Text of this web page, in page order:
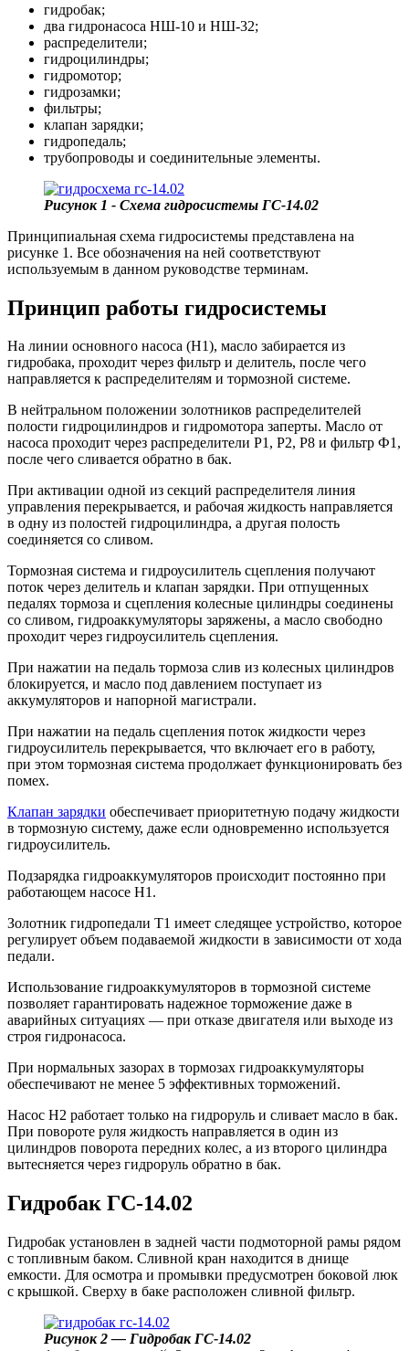
гидробак;
два гидронасоса НШ-10 и НШ-32;
распределители;
гидроцилиндры;
гидромотор;
гидрозамки;
фильтры;
клапан зарядки;
гидропедаль;
трубопроводы и соединительные элементы.
Рисунок 1 - Схема гидросистемы ГС-14.02
Принципиальная схема гидросистемы представлена на
рисунке 1. Все обозначения на ней соответствуют
используемым в данном руководстве терминам.
Принцип работы гидросистемы
На линии основного насоса (Н1), масло забирается из
гидробака, проходит через фильтр и делитель, после чего
направляется к распределителям и тормозной системе.
В нейтральном положении золотников распределителей
полости гидроцилиндров и гидромотора заперты. Масло от
насоса проходит через распределители Р1, Р2, Р8 и фильтр Ф1,
после чего сливается обратно в бак.
При активации одной из секций распределителя линия
управления перекрывается, и рабочая жидкость направляется
в одну из полостей гидроцилиндра, а другая полость
соединяется со сливом.
Тормозная система и гидроусилитель сцепления получают
поток через делитель и клапан зарядки. При отпущенных
педалях тормоза и сцепления колесные цилиндры соединены
со сливом, гидроаккумуляторы заряжены, а масло свободно
проходит через гидроусилитель сцепления.
При нажатии на педаль тормоза слив из колесных цилиндров
блокируется, и масло под давлением поступает из
аккумуляторов и напорной магистрали.
При нажатии на педаль сцепления поток жидкости через
гидроусилитель перекрывается, что включает его в работу,
при этом тормозная система продолжает функционировать без
помех.
Клапан зарядки обеспечивает приоритетную подачу жидкости
в тормозную систему, даже если одновременно используется
гидроусилитель.
Подзарядка гидроаккумуляторов происходит постоянно при
работающем насосе Н1.
Золотник гидропедали Т1 имеет следящее устройство, которое
регулирует объем подаваемой жидкости в зависимости от хода
педали.
Использование гидроаккумуляторов в тормозной системе
позволяет гарантировать надежное торможение даже в
аварийных ситуациях — при отказе двигателя или выходе из
строя гидронасоса.
При нормальных зазорах в тормозах гидроаккумуляторы
обеспечивают не менее 5 эффективных торможений.
Насос Н2 работает только на гидроруль и сливает масло в бак.
При повороте руля жидкость направляется в один из
цилиндров поворота передних колес, а из второго цилиндра
вытесняется через гидроруль обратно в бак.
Гидробак ГС-14.02
Гидробак установлен в задней части подмоторной рамы рядом
с топливным баком. Сливной кран находится в днище
емкости. Для осмотра и промывки предусмотрен боковой люк
с крышкой. Сверху в баке расположен сливной фильтр.
Рисунок 2 — Гидробак ГС-14.02